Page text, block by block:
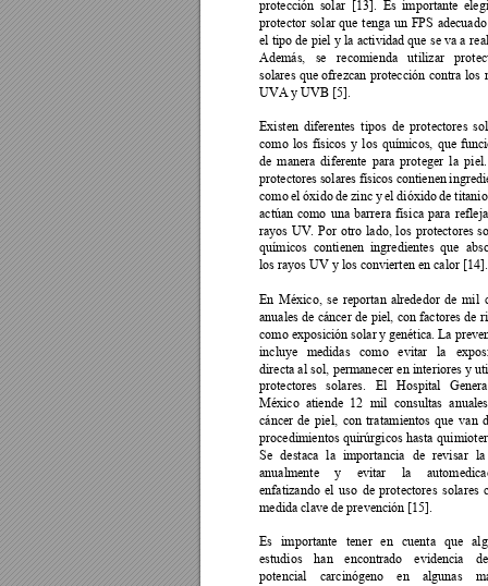
protección solar [13]. Es importante
protector solar que tenga un FPS
el tipo de piel y la actividad que se va a
Además,
se recomienda utilizar
solares que ofrezcan protección contra los
UVA y UVB [5].
Existen diferentes tipos de protectores
como los físicos y los químicos, que
de manera diferente para proteger la
protectores solares físicos contienen
como el óxido de zinc yel dióxido de
actúan como una barrera física para
rayos UV. Por otro lado, los protectores
químicos contienen ingredientes que
los rayos UV y los convierten en calor
En México, se reportan alrededor de mil
anuales de cáncer de piel, con factores de
como exposición solar y genética. La
incluye medidas como evitar la
directa al sol, permanecer en interiores y
protectores solares. El Hospital
México atiende 12 mil consultas
cáncer de piel, con tratamientos que van
procedimientos quirúrgicos hasta quim
Se destaca la importancia de revisar la
anualmente
y evitar la
enfatizando el uso de protectores solares
medida clave de prevención [15].
Es importante tener en cuenta que al
estudios
han encontrado evidencia
potencial
carcinógeno en algunas